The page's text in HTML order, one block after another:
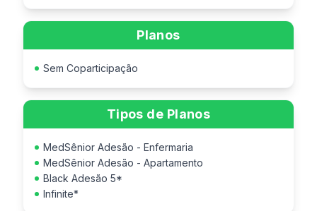
Planos
Sem Coparticipação
Tipos de Planos
MedSênior Adesão - Enfermaria
MedSênior Adesão - Apartamento
Black Adesão 5*
Infinite*